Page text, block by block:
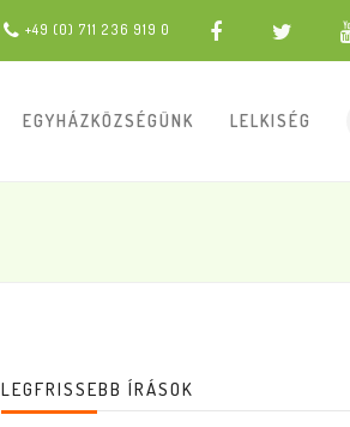
+49 (0) 711 236 919 0
EGYHÁZKÖZSÉGÜNK LELKISÉG
LEGFRISSEBB ÍRÁSOK